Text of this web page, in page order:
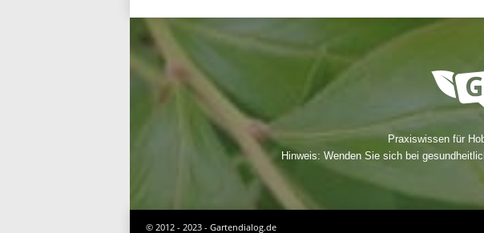
Praxiswissen für
Hinweis: Wenden Sie sich bei
© 2012 - 2023 - Gartendialog.de